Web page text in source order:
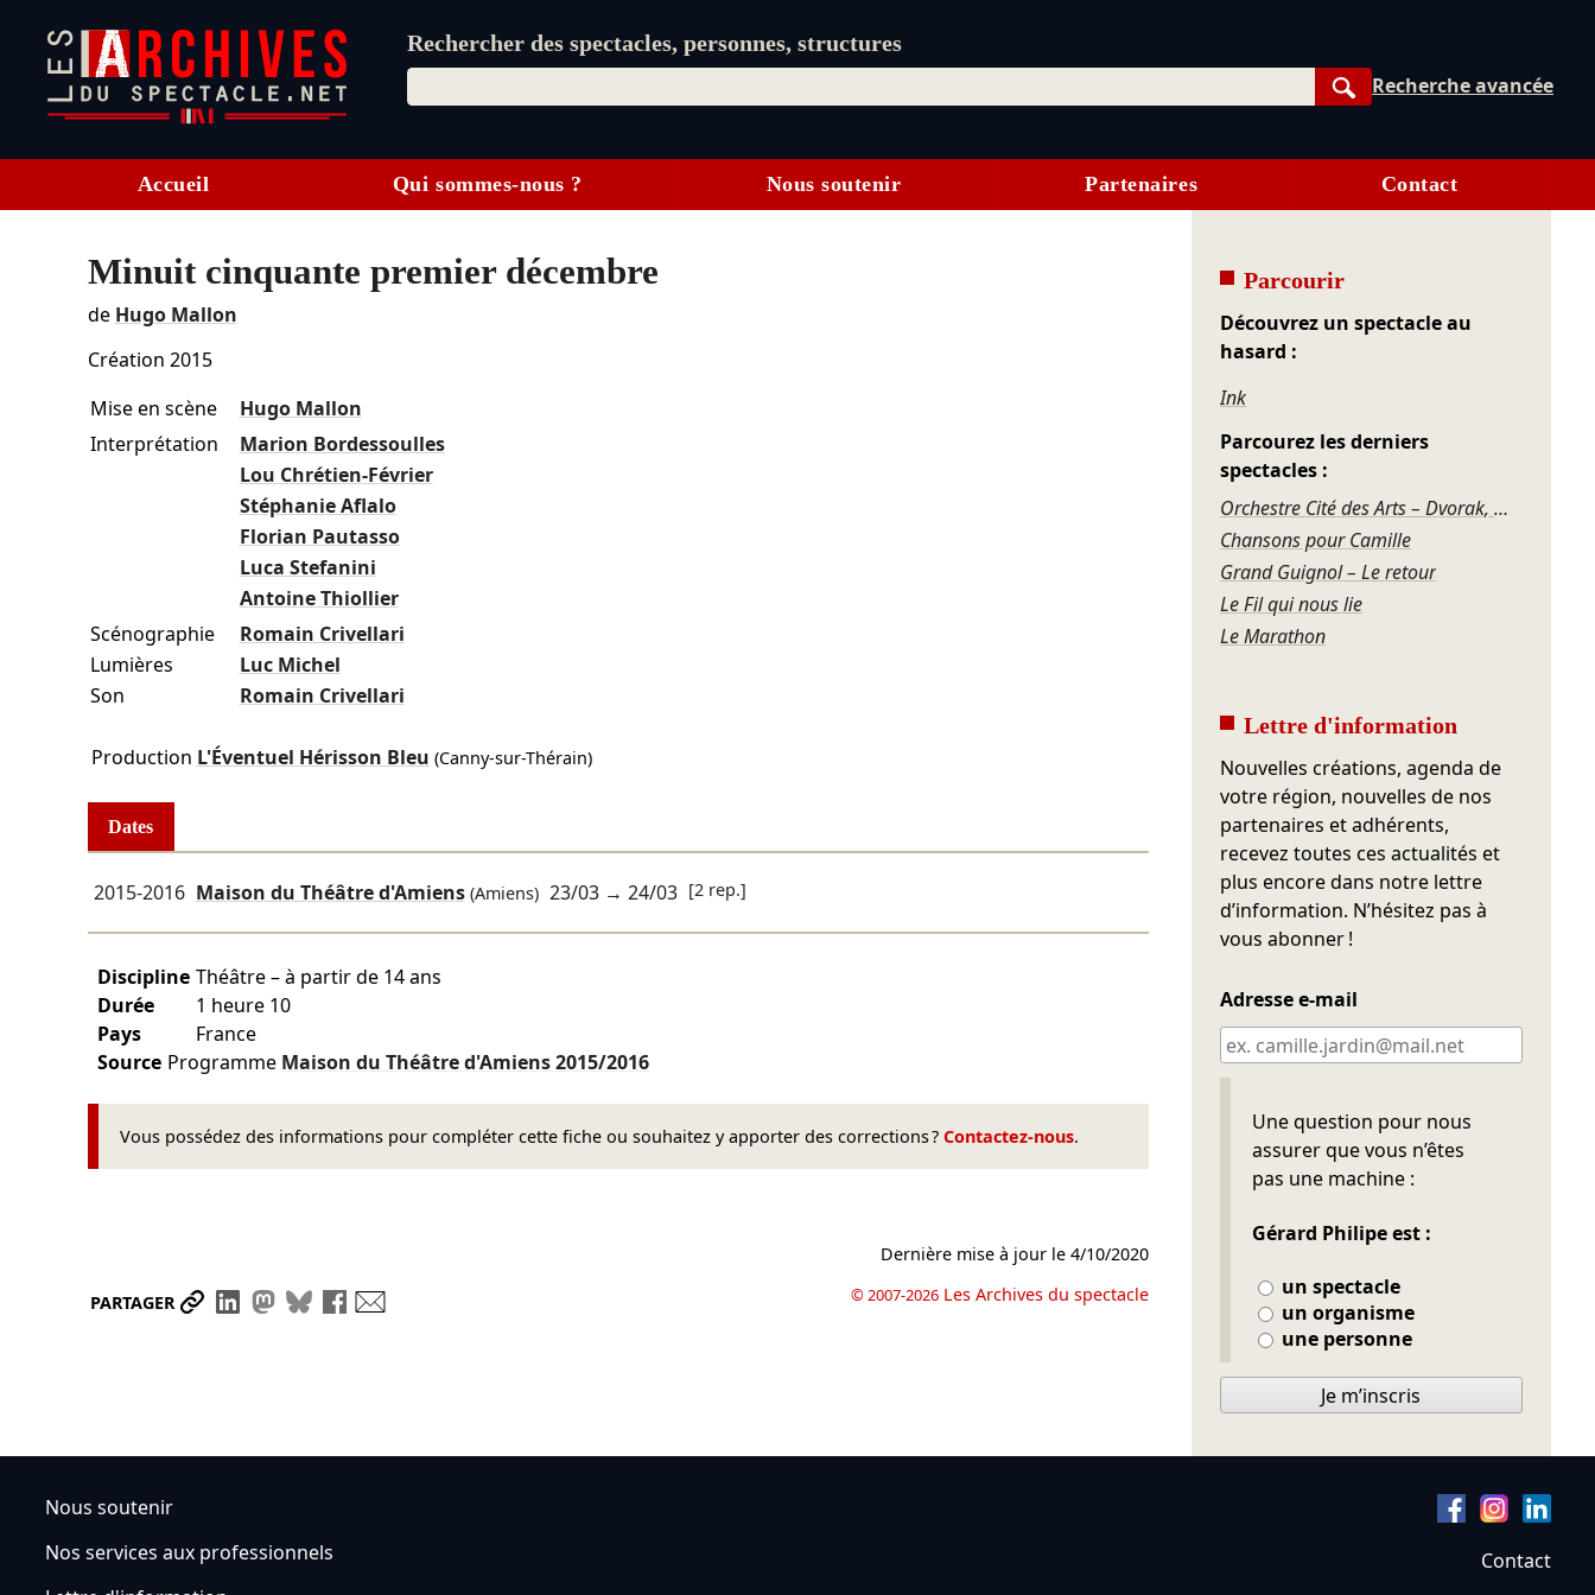
Rechercher des spectacles, personnes, structures
Rechercher
Recherche avancée
Accueil Qui sommes-nous ? Nous soutenir Partenaires Contact
Minuit cinquante premier décembre
de Hugo Mallon
Création 2015
Mise en scène
Hugo Mallon
Interprétation
Marion Bordessoulles
Lou Chrétien-Février
Stéphanie Aflalo
Florian Pautasso
Luca Stefanini
Antoine Thiollier
Scénographie
Romain Crivellari
Lumières
Luc Michel
Son
Romain Crivellari
Production L'Éventuel Hérisson Bleu (Canny-sur-Thérain)
Dates
2015-2016 Maison du Théâtre d'Amiens(Amiens) 23/03→ 24/03 [2 rep.]
Discipline Théâtre – à partir de 14 ans
Durée
1 heure 10
Pays
France
Source Programme Maison du Théâtre d'Amiens2015/2016
Vous possédez des informations pour compléter cette fiche ou souhaitez y apporter des corrections ? Contactez-nous.
PARTAGER Partager le lien
Partager sur LinkedIn
Partager sur Mastodon
Partager sur Bluesky
Partager sur Facebook
Dernière mise à jour le4/10/2020
© 2007-2026 Les Archives du spectacle
Parcourir
Découvrez un spectacle au
hasard :
Ink
Parcourez les derniers
spectacles :
Orchestre Cité des Arts – Dvorak, Mozart
Chansons pour Camille
Grand Guignol – Le retour
Le Fil qui nous lie
Le Marathon
Lettre d'information
Nouvelles créations, agenda de
votre région, nouvelles de nos
partenaires et adhérents,
recevez toutes ces actualités et
plus encore dans notre lettre
d’information. N’hésitez pas à
vous abonner !
Adresse e-mail
Une question pour nous
assurer que vous n’êtes
pas une machine :
Gérard Philipe est :
un spectacle
un organisme
une personne
Ne pas remplir
Je m’inscris
Nous soutenir
Nos services aux professionnels
Contact